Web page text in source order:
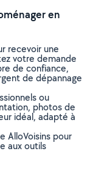
en
recevoir une
votre demande
de confiance,
de dépannage
ou
photos de
idéal, adapté à
AlloVoisins pour
aux outils